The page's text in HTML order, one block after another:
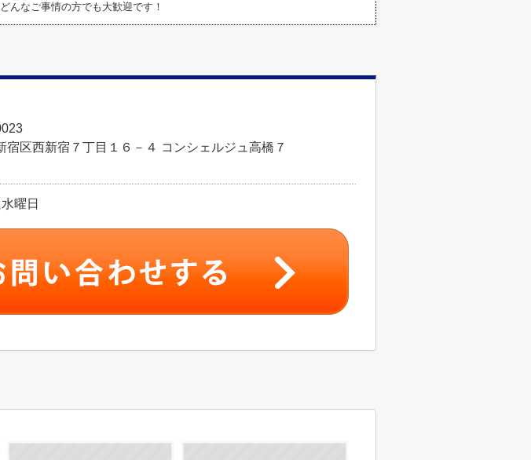
んなご事情の方でも大歓迎です！
宿区西新宿７丁目１６－４ コンシェルジュ高橋７
曜日